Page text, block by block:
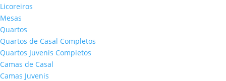
Licoreiros
Mesas
Quartos
Quartos de Casal Completos
Quartos Juvenis Completos
Camas de Casal
Camas Juvenis